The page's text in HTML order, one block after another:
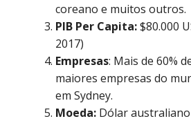
coreano e muitos outros.
PIB Per Capita:$80.000
2017)
Empresas: Mais de 60%
maiores empresas do
em Sydney.
Moeda: Dólar